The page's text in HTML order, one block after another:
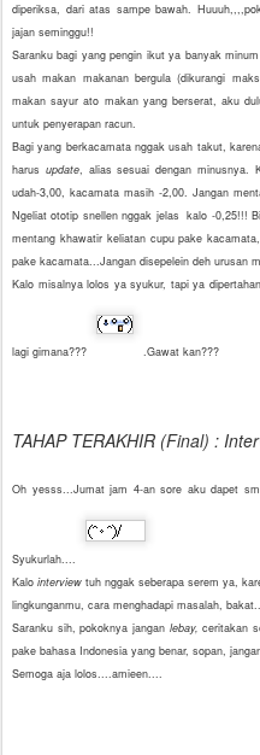
diperiksa, dari atas sampe bawah.
jajan seminggu!!
Saranku bagi yang pengin ikut ya banyak
usah makan makanan bergula (dikurangi
makan sayur ato makan yang berserat, aku
untuk penyerapan racun.
Bagi yang berkacamata nggak usah takut,
harus update, alias sesuai dengan minusnya.
udah-3,00, kacamata masih -2,00. Jangan
Ngeliat ototip snellen nggak jelas kalo -0,25!!!
mentang khawatir keliatan cupu pake
pake kacamata...Jangan disepelein deh urusan
Kalo misalnya lolos ya syukur, tapi ya
lagi gimana??? .Gawat kan???
TAHAP TERAKHIR (Final) :
Oh yesss...Jumat jam 4-an sore aku dapet
Syukurlah....
Kalo interview tuh nggak seberapa serem ya,
lingkunganmu, cara menghadapi masalah,
Saranku sih, pokoknya jangan lebay,ceritakan
pake bahasa Indonesia yang benar, sopan,
Semoga aja lolos....amieen....